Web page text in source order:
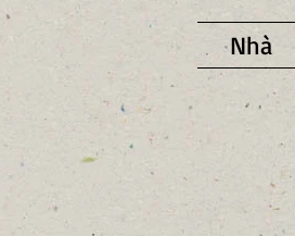
Nhà